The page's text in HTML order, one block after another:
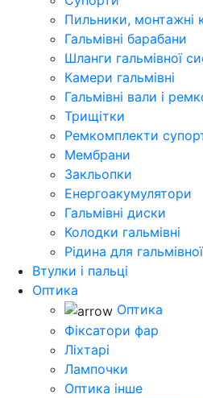
Пильники, монтажні
Гальмівні барабани
Шланги гальмівної
Камери гальмівні
Гальмівні вали і
Трищітки
Ремкомплекти
Мембрани
Закльопки
Енергоакумулятори
Гальмівні диски
Колодки гальмівні
Рідина для
Втулки і пальці
Оптика
Оптика
Фіксатори фар
Ліхтарі
Лампочки
Оптика інше